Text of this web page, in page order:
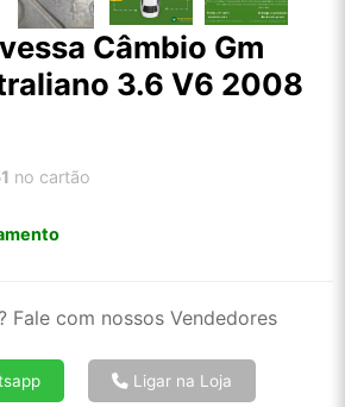
Câmbio Gm
3.6 V6 2008
no cartão
Fale com nossos Vendedores
Ligar na Loja